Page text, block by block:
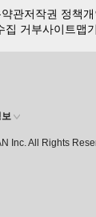
관저작권 정책
집 거부사이트맵
보
Inc. All Rights